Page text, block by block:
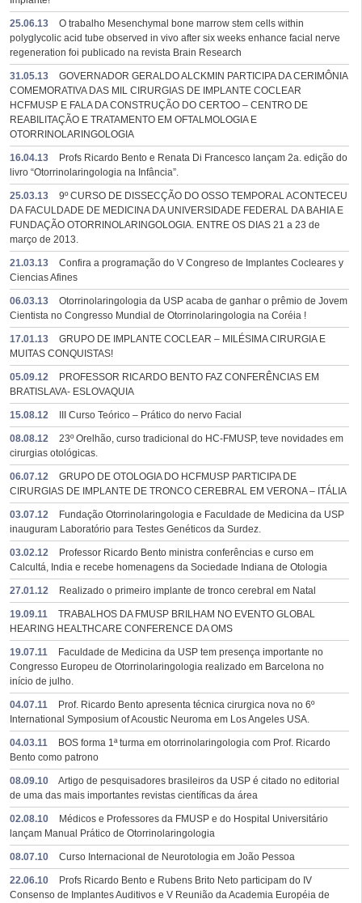
25.06.13
O trabalho Mesenchymal bone marrow stem cells within
polyglycolic acid tube observed in vivo after six weeks enhance facial nerve
regeneration foi publicado na revista Brain Research
31.05.13
GOVERNADOR GERALDO ALCKMIN PARTICIPA DA CERIMÔNIA
COMEMORATIVA DAS MIL CIRURGIAS DE IMPLANTE COCLEAR
HCFMUSP E FALA DA CONSTRUÇÃO DO CERTOO – CENTRO DE
REABILITAÇÃO E TRATAMENTO EM OFTALMOLOGIA E
OTORRINOLARINGOLOGIA
16.04.13
Profs Ricardo Bento e Renata Di Francesco lançam 2a. edição do
livro “Otorrinolaringologia na Infância”.
25.03.13
9º CURSO DE DISSECÇÃO DO OSSO TEMPORAL ACONTECEU
DA FACULDADE DE MEDICINA DA UNIVERSIDADE FEDERAL DA BAHIA E
FUNDAÇÃO OTORRINOLARINGOLOGIA. ENTRE OS DIAS 21 a 23 de
março de 2013.
21.03.13
Confira a programação do V Congreso de Implantes Cocleares y
Ciencias Afines
06.03.13
Otorrinolaringologia da USP acaba de ganhar o prêmio de Jovem
Cientista no Congresso Mundial de Otorrinolaringologia na Coréia !
17.01.13
GRUPO DE IMPLANTE COCLEAR – MILÉSIMA CIRURGIA E
MUITAS CONQUISTAS!
05.09.12
PROFESSOR RICARDO BENTO FAZ CONFERÊNCIAS EM
BRATISLAVA- ESLOVAQUIA
15.08.12 III Curso Teórico – Prático do nervo Facial
08.08.12
23º Orelhão, curso tradicional do HC-FMUSP, teve novidades em
cirurgias otológicas.
06.07.12
GRUPO DE OTOLOGIA DO HCFMUSP PARTICIPA DE
CIRURGIAS DE IMPLANTE DE TRONCO CEREBRAL EM VERONA – ITÁLIA
03.07.12
Fundação Otorrinolaringologia e Faculdade de Medicina da USP
inauguram Laboratório para Testes Genéticos da Surdez.
03.02.12
Professor Ricardo Bento ministra conferências e curso em
Calcultá, India e recebe homenagens da Sociedade Indiana de Otologia
27.01.12 Realizado o primeiro implante de tronco cerebral em Natal
19.09.11
TRABALHOS DA FMUSP BRILHAM NO EVENTO GLOBAL
HEARING HEALTHCARE CONFERENCE DA OMS
19.07.11
Faculdade de Medicina da USP tem presença importante no
Congresso Europeu de Otorrinolaringologia realizado em Barcelona no
início de julho.
04.07.11
Prof. Ricardo Bento apresenta técnica cirurgica nova no 6º
International Symposium of Acoustic Neuroma em Los Angeles USA.
04.03.11
BOS forma 1ª turma em otorrinolaringologia com Prof. Ricardo
Bento como patrono
08.09.10
Artigo de pesquisadores brasileiros da USP é citado no editorial
de uma das mais importantes revistas científicas da área
02.08.10
Médicos e Professores da FMUSP e do Hospital Universitário
lançam Manual Prático de Otorrinolaringologia
08.07.10 Curso Internacional de Neurotologia em João Pessoa
22.06.10
Profs Ricardo Bento e Rubens Brito Neto participam do IV
Consenso de Implantes Auditivos e V Reunião da Academia Européia de